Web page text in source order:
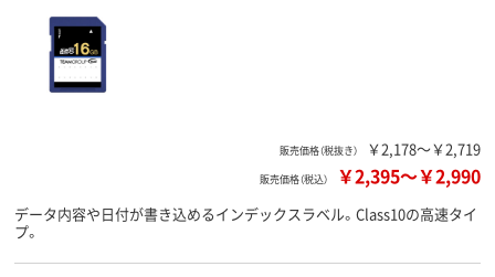
販売価格（税抜き） ￥2,178～￥2,719
販売価格（税込） ￥2,395～￥2,990
データ内容や日付が書き込めるインデックスラベル。Class10の高速タイ
プ。